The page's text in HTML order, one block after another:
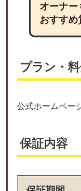
オーナー
おすすめ
プラン・
公式ホームペー
保証内容